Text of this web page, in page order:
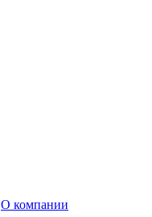
О компании